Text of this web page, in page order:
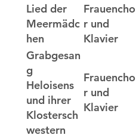
Lied der
Meermädc
hen
Frauencho
r und
Klavier
Grabgesan
g
Heloisens
und ihrer
Klostersch
western
Frauencho
r und
Klavier